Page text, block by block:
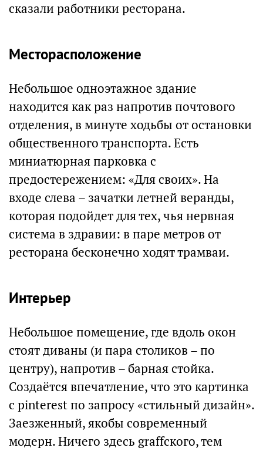
сказали работники ресторана.
Месторасположение
Небольшое одноэтажное здание
находится как раз напротив почтового
отделения, в минуте ходьбы от остановки
общественного транспорта. Есть
миниатюрная парковка с
предостережением: «Для своих». На
входе слева – зачатки летней веранды,
которая подойдет для тех, чья нервная
система в здравии: в паре метров от
ресторана бесконечно ходят трамваи.
Интерьер
Небольшое помещение, где вдоль окон
стоят диваны (и пара столиков – по
центру), напротив – барная стойка.
Создаётся впечатление, что это картинка
с pinterest по запросу «стильный дизайн».
Заезженный, якобы современный
модерн. Ничего здесь graffского, тем